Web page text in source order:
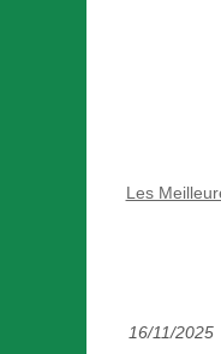
Les
16/11/2025